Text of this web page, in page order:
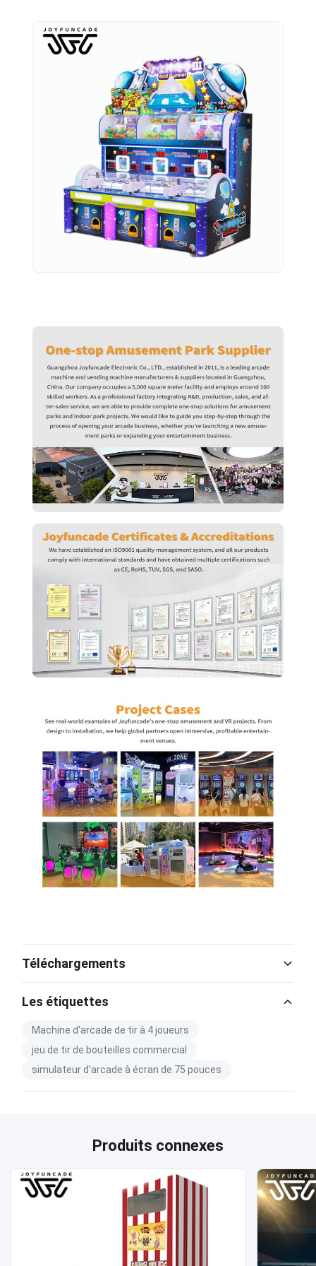
Téléchargements
PDF Catalog Download.pdf
Les étiquettes
Machine d'arcade de tir à 4 joueurs
jeu de tir de bouteilles commercial
simulateur d'arcade à écran de 75 pouces
Produits connexes